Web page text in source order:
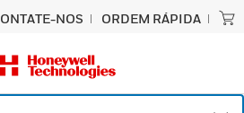
NOS ORDEM RÁPIDA